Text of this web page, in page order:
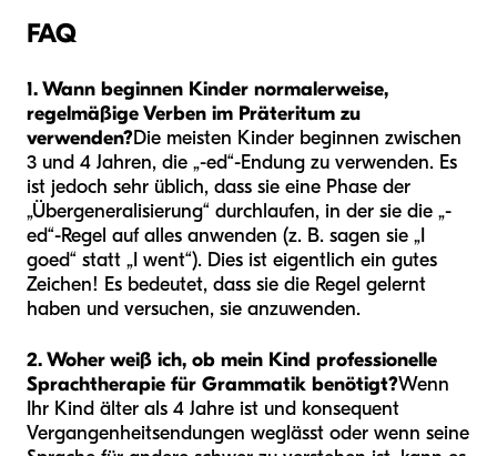
FAQ
1. Wann beginnen Kinder normalerweise,
regelmäßige Verben im Präteritum zu
verwenden?Die meisten Kinder beginnen zwischen
3 und 4 Jahren, die „-ed“-Endung zu verwenden. Es
ist jedoch sehr üblich, dass sie eine Phase der
„Übergeneralisierung“ durchlaufen, in der sie die „-
ed“-Regel auf alles anwenden (z. B. sagen sie „I
goed“ statt „I went“). Dies ist eigentlich ein gutes
Zeichen! Es bedeutet, dass sie die Regel gelernt
haben und versuchen, sie anzuwenden.
2. Woher weiß ich, ob mein Kind professionelle
Sprachtherapie für Grammatik benötigt?Wenn
Ihr Kind älter als 4 Jahre ist und konsequent
Vergangenheitsendungen weglässt oder wenn seine